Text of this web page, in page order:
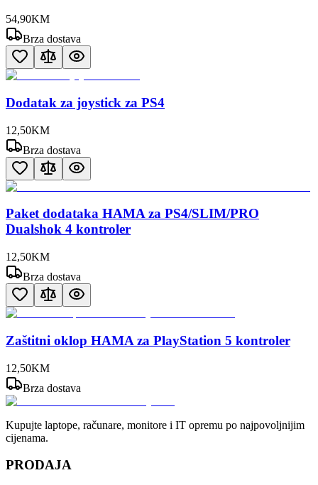
54,90KM
Brza dostava
Dodatak za joystick za PS4
12,50KM
Brza dostava
Paket dodataka HAMA za PS4/SLIM/PRO
Dualshok 4 kontroler
12,50KM
Brza dostava
Zaštitni oklop HAMA za PlayStation 5 kontroler
12,50KM
Brza dostava
Kupujte laptope, računare, monitore i IT opremu po najpovoljnijim
cijenama.
PRODAJA